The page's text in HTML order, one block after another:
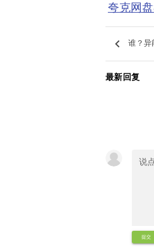
夸克网
keyboard_arrow_left 谁？异
最新回复
提交